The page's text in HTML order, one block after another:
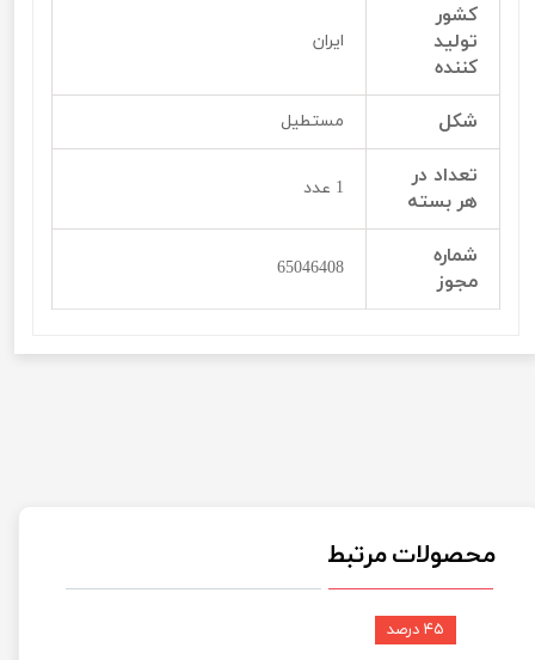
کشور
تولید
کننده
ایران
شکل مستطیل
تعداد در
هر بسته
1 عدد
شماره
مجوز
65046408
محصولات مرتبط
۴۵ درصد